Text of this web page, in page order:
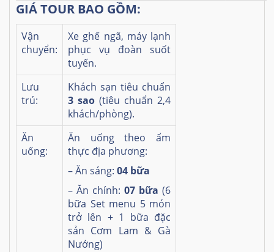
GIÁ TOUR BAO GỒM:
Vận
chuyển:
Xe ghế ngã, máy lạnh
phục vụ đoàn suốt
tuyến.
Lưu
trú:
Khách sạn tiêu chuẩn
3 sao (tiêu chuẩn 2,4
khách/phòng).
Ăn
uống:
Ăn uống theo ẩm
thực địa phương:
– Ăn sáng: 04 bữa
– Ăn chính: 07 bữa (6
bữa Set menu 5 món
trở lên + 1 bữa đặc
sản Cơm Lam & Gà
Nướng)